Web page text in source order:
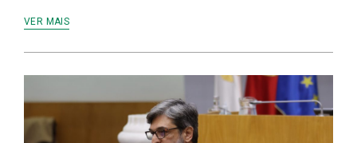
VER MAIS